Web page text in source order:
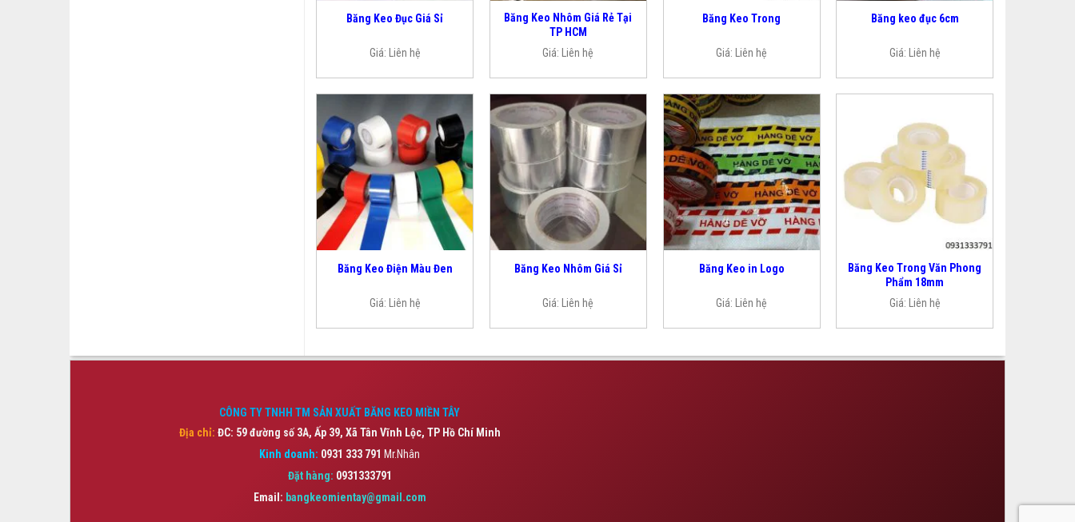
Băng Keo Đục Giá Sỉ
Giá: Liên hệ
Băng Keo Nhôm Giá Rẻ Tại
TP HCM
Giá:
Liên hệ
Băng Keo Trong
Giá: Liên hệ
Băng keo đục 6cm
Giá: Liên hệ
Băng Keo Điện Màu Đen
Giá: Liên hệ
Băng Keo Nhôm Giá Sỉ
Giá: Liên hệ
Băng Keo in Logo
Giá: Liên hệ
Băng Keo Trong Văn Phong
Phẩm 18mm
Giá:
Liên hệ
CÔNG TY TNHH TM SẢN XUẤT BĂNG KEO MIỀN TÂY
Địa chỉ: ĐC: 59 đường số 3A, Ấp 39, Xã Tân Vĩnh Lộc, TP Hồ Chí Minh
Kinh doanh: 0931 333 791 Mr.Nhân
Đặt hàng: 0931333791
Email: bangkeomientay@gmail.com